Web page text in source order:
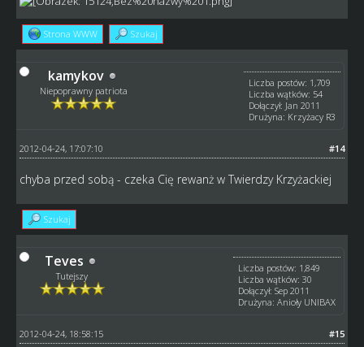
Strona WWW Szukaj
kamykov
Niepoprawny patriota
Liczba postów: 1,709
Liczba wątków: 54
Dołączył: Jan 2011
Drużyna: Krzyżacy R3
#14
2012-04-24, 17:07:10
chyba przed sobą - czeka Cię rewanż w Twierdzy Krzyżackiej
Szukaj
Teves
Tutejszy
Liczba postów: 1,849
Liczba wątków: 30
Dołączył: Sep 2011
Drużyna: Anioły UNIBAX
#15
2012-04-24, 18:58:15